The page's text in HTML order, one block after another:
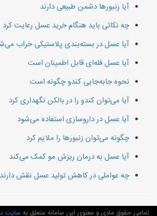
آیا زنبورها دشمن طبیعی دارند
چه نکاتی باید هنگام خرید عسل رعایت کرد
آیا عسل در بسته‌بندی پلاستیکی خراب
آیا عسل فله‌ای قابل اطمینان است
نحوه جابه‌جایی کندو چگونه است
آیا می‌توان کندو را در بالکن نگهداری کرد
آیا عسل در داروسازی استفاده می‌شود
چگونه می‌توان زنبورها را ملایم کرد
آیا عسل به درمان ریزش مو کمک می‌کند
چه عواملی در کاهش تولید عسل نقش دارند
تمامی حقوق مادی و معنوی این سامانه متعلق به سایت